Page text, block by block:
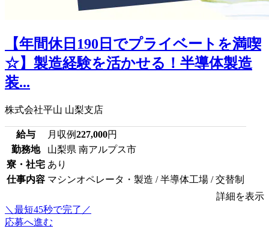
【年間休日190日でプライベートを満喫
☆】製造経験を活かせる！半導体製造
装...
株式会社平山 山梨支店
給与 月収例227,000円
勤務地
山梨県 南アルプス市
寮・社宅 あり
仕事内容 マシンオペレータ・製造 / 半導体工場 / 交替制
詳細を表示
＼最短45秒で完了／
応募へ進む